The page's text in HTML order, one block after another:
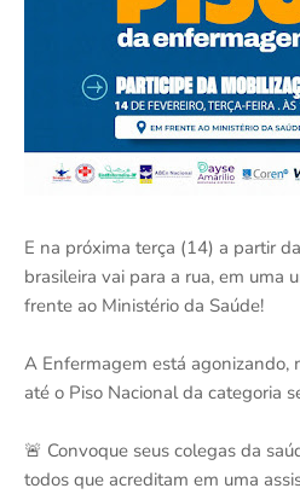
E na próxima terça (14) a partir
brasileira vai para a rua, em uma
frente ao Ministério da Saúde!
A Enfermagem está agonizando,
até o Piso Nacional da categoria
🚨 Convoque seus colegas da
todos que acreditam em uma